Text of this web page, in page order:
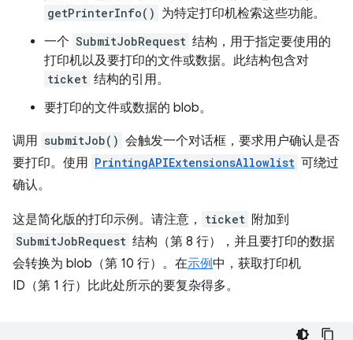
getPrinterInfo() 为特定打印机检索这些功能。
一个 SubmitJobRequest 结构，用于指定要使用的
打印机以及要打印的文件或数据。此结构包含对
ticket 结构的引用。
要打印的文件或数据的 blob。
调用 submitJob() 会触发一个对话框，要求用户确认是否
要打印。使用 PrintingAPIExtensionsAllowlist 可绕过
确认。
这是简化版的打印示例。请注意， ticket 附加到
SubmitJobRequest 结构（第 8 行），并且要打印的数据
会转换为 blob（第 10 行）。在示例中，获取打印机
ID（第 1 行）比此处所示的要复杂得多。